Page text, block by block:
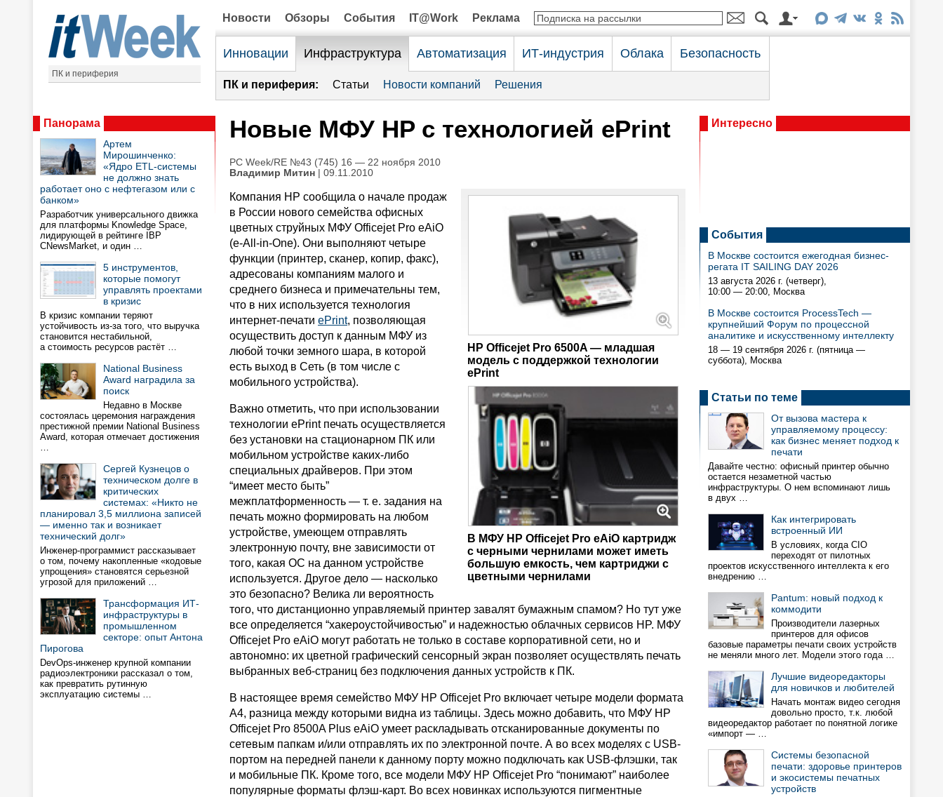
ПК и периферия
Новости Обзоры События IT@Work Реклама
Инновации Инфраструктура Автоматизация ИТ-индустрия Облака Безопасность
ПК и периферия: Статьи Новости компаний Решения
Панорама
Артем
Мирошинченко:
«Ядро ETL-системы
не должно знать
работает оно с нефтегазом или с
банком»
Разработчик универсального движка
для платформы Knowledge Space,
лидирующей в рейтинге IBP
CNewsMarket, и один …
5 инструментов,
которые помогут
управлять проектами
в кризис
В кризис компании теряют
устойчивость из-за того, что выручка
становится нестабильной,
а стоимость ресурсов растёт …
National Business
Award наградила за
поиск
Недавно в Москве
состоялась церемония награждения
престижной премии National Business
Award, которая отмечает достижения
…
Сергей Кузнецов о
техническом долге в
критических
системах: «Никто не
планировал 3,5 миллиона записей
— именно так и возникает
технический долг»
Инженер-программист рассказывает
о том, почему накопленные «кодовые
упрощения» становятся серьезной
угрозой для приложений …
Трансформация ИТ-
инфраструктуры в
промышленном
секторе: опыт Антона
Пирогова
DevOps-инженер крупной компании
радиоэлектроники рассказал о том,
как превратить рутинную
эксплуатацию системы …
Новые МФУ HP с технологией ePrint
PC Week/RE №43 (745) 16 — 22 ноября 2010
Владимир Митин | 09.11.2010
HP Officejet Pro 6500A — младшая
модель c поддержкой технологии
ePrint
В МФУ HP Officejet Pro eAiO картридж
с черными чернилами может иметь
большую емкость, чем картриджи с
цветными чернилами
Компания HP сообщила о начале продаж
в России нового семейства офисных
цветных струйных МФУ Officejet Pro eAiO
(e-All-in-One). Они выполняют четыре
функции (принтер, сканер, копир, факс),
адресованы компаниям малого и
среднего бизнеса и примечательны тем,
что в них используется технология
интернет-печати ePrint, позволяющая
осуществить доступ к данным МФУ из
любой точки земного шара, в которой
есть выход в Сеть (в том числе с
мобильного устройства).
Важно отметить, что при использовании
технологии ePrint печать осуществляется
без установки на стационарном ПК или
мобильном устройстве каких-либо
специальных драйверов. При этом
“имеет место быть”
межплатформенность — т. е. задания на
печать можно формировать на любом
устройстве, умеющем отправлять
электронную почту, вне зависимости от
того, какая ОС на данном устройстве
используется. Другое дело — насколько
это безопасно? Велика ли вероятность
того, что дистанционно управляемый принтер завалят бумажным спамом? Но тут уже
все определяется “хакероустойчивостью” и надежностью облачных сервисов HP. МФУ
Officejet Pro eAiO могут работать не только в составе корпоративной сети, но и
автономно: их цветной графический сенсорный экран позволяет осуществлять печать
выбранных веб-страниц без подключения данных устройств к ПК.
В настоящее время семейство МФУ HP Officejet Pro включает четыре модели формата
A4, разница между которыми видна из таблицы. Здесь можно добавить, что МФУ HP
Officejet Pro 8500A Plus eAiO умеет раскладывать отсканированные документы по
сетевым папкам и/или отправлять их по электронной почте. А во всех моделях с USB-
портом на передней панели к данному порту можно подключать как USB-флэшки, так
и мобильные ПК. Кроме того, все модели МФУ HP Officejet Pro “понимают” наиболее
популярные форматы флэш-карт. Во всех новинках используются пигментные
Интересно
События
В Москве состоится ежегодная бизнес-
регата IT SAILING DAY 2026
13 августа 2026 г. (четверг),
10:00 — 20:00, Москва
В Москве состоится ProcessTech —
крупнейший Форум по процессной
аналитике и искусственному интеллекту
18 — 19 сентября 2026 г. (пятница —
суббота), Москва
Статьи по теме
От вызова мастера к
управляемому процессу:
как бизнес меняет подход к
печати
Давайте честно: офисный принтер обычно
остается незаметной частью
инфраструктуры. О нем вспоминают лишь
в двух …
Как интегрировать
встроенный ИИ
В условиях, когда CIO
переходят от пилотных
проектов искусственного интеллекта к его
внедрению …
Pantum: новый подход к
коммодити
Производители лазерных
принтеров для офисов
базовые параметры печати своих устройств
не меняли много лет. Модели этого года …
Лучшие видеоредакторы
для новичков и любителей
Начать монтаж видео сегодня
довольно просто, т.к. любой
видеоредактор работает по понятной логике
«импорт — …
Системы безопасной
печати: здоровье принтеров
и экосистемы печатных
устройств